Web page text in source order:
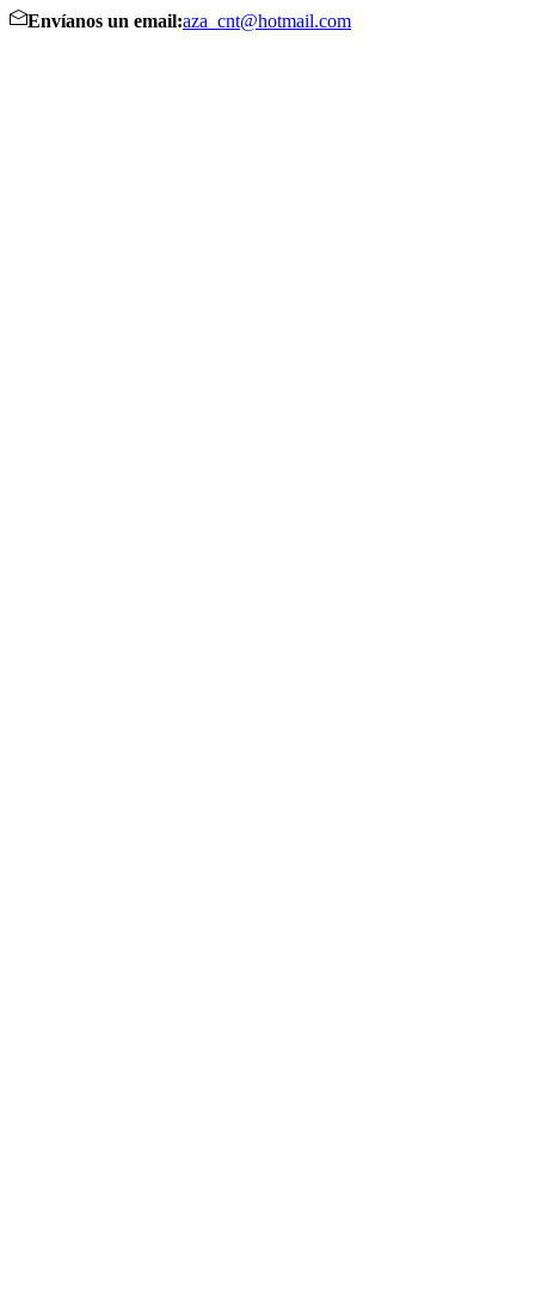
Envíanos un email:aza_cnt@hotmail.com